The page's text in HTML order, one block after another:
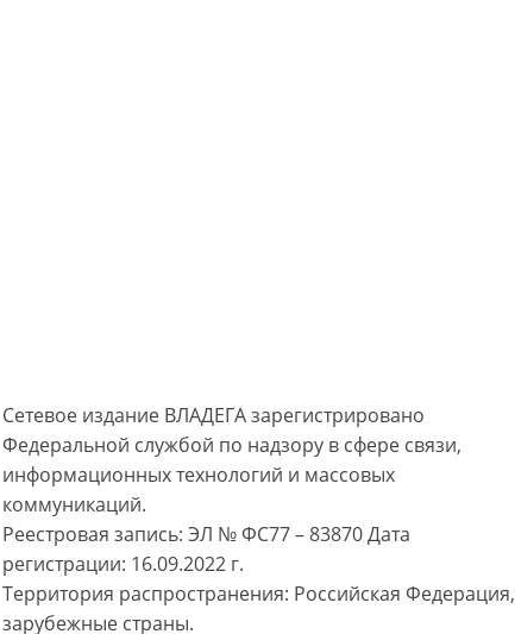
Сетевое издание ВЛАДЕГА зарегистрировано
Федеральной службой по надзору в сфере связи,
информационных технологий и массовых
коммуникаций.
Реестровая запись: ЭЛ № ФС77 – 83870 Дата
регистрации: 16.09.2022 г.
Территория распространения: Российская Федерация,
зарубежные страны.